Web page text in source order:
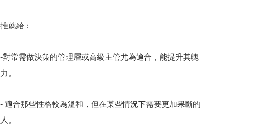
推薦給：
-對常需做決策的管理層或高級主管尤為適合，能提升其魄
力。
- 適合那些性格較為溫和，但在某些情況下需要更加果斷的